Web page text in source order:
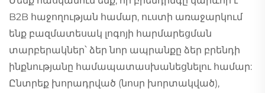
B2B հաջողության համար, ուստի առաջարկում
ենք բազմատեսակ լոգոյի հարմարեցման
տարբերակներ՝ ձեր նոր ապրանքը ձեր բրենդի
ինքնությանը համապատասխանեցնելու համար:
Ընտրեք խորադրված (նոսր խորտակված),